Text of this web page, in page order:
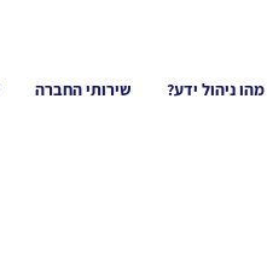
מהו ניהול ידע? שירותי החברה